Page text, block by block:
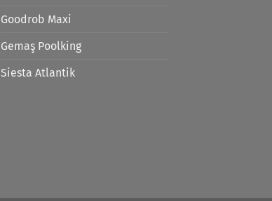
Goodrob Maxi
Gemaş Poolking
Siesta Atlantik